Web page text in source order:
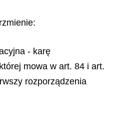
- karę
mowa w art. 84 i art.
rozporządzenia